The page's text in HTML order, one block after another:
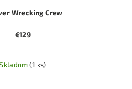
Pulover Wrecking Crew
€129
Skladom(1 ks)